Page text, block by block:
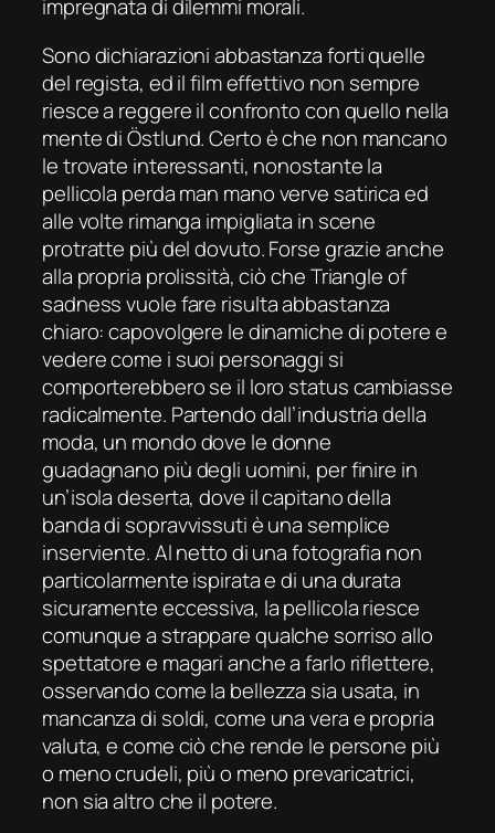
impregnata di dilemmi morali.
Sono dichiarazioni abbastanza forti quelle
del regista, ed il film effettivo non sempre
riesce a reggere il confronto con quello nella
mente di Östlund. Certo è che non mancano
le trovate interessanti, nonostante la
pellicola perda man manoverve satirica ed
alle volte rimanga impigliata in scene
protratte più del dovuto. Forse grazie anche
alla propria prolissità, ciò cheTriangle of
sadnessvuole fare risulta abbastanza
chiaro: capovolgere le dinamiche di potere e
vedere come i suoi personaggi si
comporterebbero se il loro status cambiasse
radicalmente. Partendo dall’industria della
moda, un mondo dove le donne
guadagnano più degli uomini, per finire in
un’isola deserta, dove il capitano della
banda di sopravvissuti è una semplice
inserviente. Al netto di una fotografia non
particolarmente ispirata e di una durata
sicuramente eccessiva, la pellicola riesce
comunque a strappare qualche sorriso allo
spettatore e magari anche a farlo riflettere,
osservando come la bellezza sia usata, in
mancanza di soldi, come una vera e propria
valuta, e come ciò che rende le persone più
o meno crudeli, più o meno prevaricatrici,
non sia altro che il potere.